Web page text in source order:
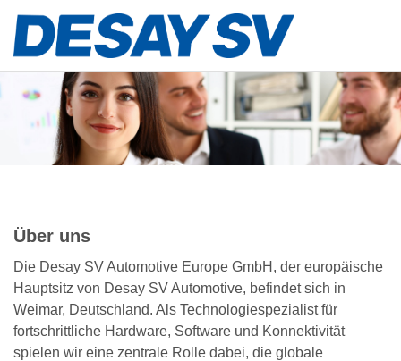
Über uns
Die Desay SV Automotive Europe GmbH, der europäische
Hauptsitz von Desay SV Automotive, befindet sich in
Weimar, Deutschland. Als Technologiespezialist für
fortschrittliche Hardware, Software und Konnektivität
spielen wir eine zentrale Rolle dabei, die globale